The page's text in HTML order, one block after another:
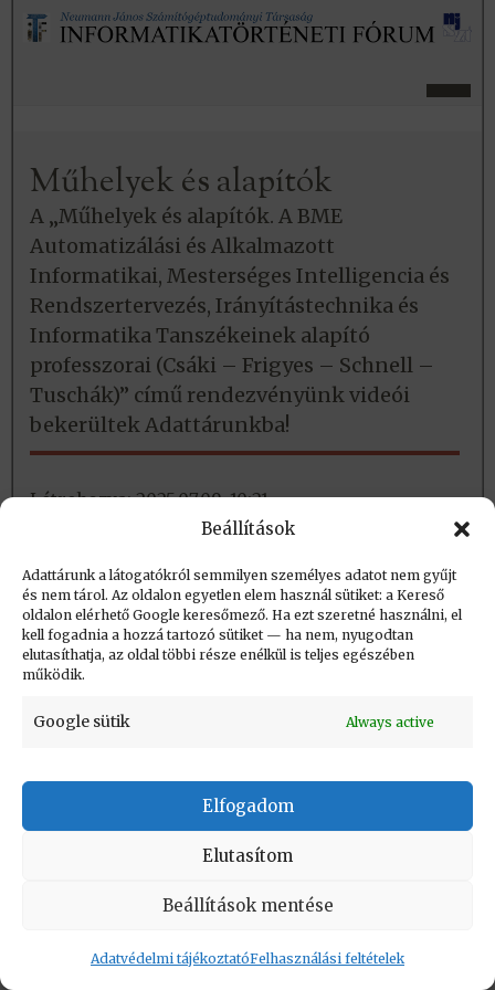
Beállítások
Adattárunk a látogatókról semmilyen személyes adatot nem gyűjt
és nem tárol. Az oldalon egyetlen elem használ sütiket: a Kereső
oldalon elérhető Google keresőmező. Ha ezt szeretné használni, el
kell fogadnia a hozzá tartozó sütiket — ha nem, nyugodtan
elutasíthatja, az oldal többi része enélkül is teljes egészében
működik.
Google sütik Always active
Elfogadom
Elutasítom
Beállítások mentése
Adatvédelmi tájékoztatóFelhasználási feltételek
Műhelyek és alapítók
A „Műhelyek és alapítók. A BME
Automatizálási és Alkalmazott
Informatikai, Mesterséges Intelligencia és
Rendszertervezés, Irányítástechnika és
Informatika Tanszékeinek alapító
professzorai (Csáki – Frigyes – Schnell –
Tuschák)” című rendezvényünk videói
bekerültek Adattárunkba!
Létrehozva: 2025.07.09. 10:21
Utolsó módosítás: 2025.07.09. 10:21
KAPCSOLAT
feltételek |
Copyright © Informatikatörténeti Fórum 2017